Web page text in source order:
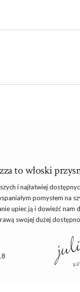
to włoski
i najłatwiej
pomysłem na
upiec ją i dowieźć nam
swojej dużej